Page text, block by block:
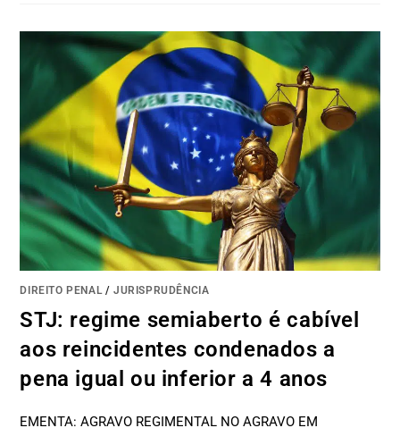
DIREITO PENAL/JURISPRUDÊNCIA
STJ: regime semiaberto é cabível
aos reincidentes condenados a
pena igual ou inferior a 4 anos
EMENTA: AGRAVO REGIMENTAL NO AGRAVO EM